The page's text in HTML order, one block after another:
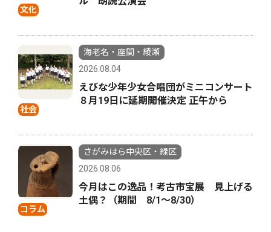
文化
社会
海老名・座間・綾瀬
2026.08.04
えびな少年少女合唱団がミニコンサート
８月19日に延期開催決定 正午から
コラム
さがみはら中央区・緑区
2026.08.06
今月はこの逸品！考古市宝展 見上げる
土偶？（期間 8/1〜8/30）